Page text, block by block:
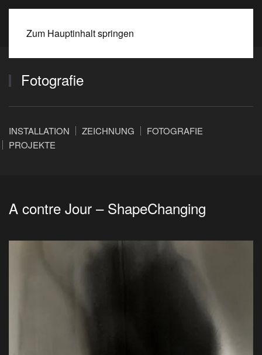
Zum Hauptinhalt springen
Fotografie
INSTALLATION ZEICHNUNG
FOTOGRAFIE
PROJEKTE
A contre Jour – ShapeChanging